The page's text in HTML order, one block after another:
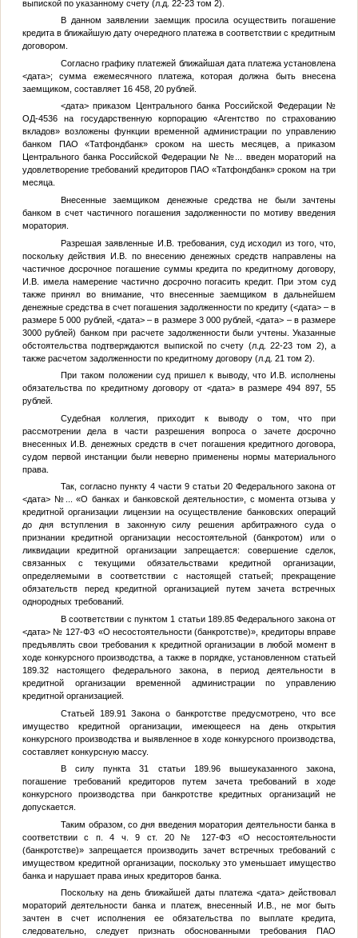
выпиской по указанному счету (л.д. 22-23 том 2).
В данном заявлении заемщик просила осуществить погашение
кредита в ближайшую дату очередного платежа в соответствии с кредитным
договором.
Согласно графику платежей ближайшая дата платежа установлена
<дата>; сумма ежемесячного платежа, которая должна быть внесена
заемщиком, составляет 16 458, 20 рублей.
<дата>приказом Центрального банка Российской Федерации №
ОД-4536 на государственную корпорацию «Агентство по страхованию
вкладов» возложены функции временной администрации по управлению
банком ПАО «Татфондбанк» сроком на шесть месяцев, а приказом
Центрального банка Российской Федерации №
№... введен мораторий на
удовлетворение требований кредиторов ПАО «Татфондбанк» сроком на три
месяца.
Внесенные заемщиком денежные средства не были зачтены
банком в счет частичного погашения задолженности по мотиву введения
моратория.
Разрешая заявленные И.В. требования, суд исходил из того, что,
поскольку действия И.В.
по внесению денежных средств направлены на
частичное досрочное погашение суммы кредита по кредитному договору,
И.В.
имела намерение частично досрочно погасить кредит. При этом суд
также принял во внимание, что внесенные заемщиком в дальнейшем
денежные средства в счет погашения задолженности по кредиту (<дата> – в
размере 5 000 рублей, <дата>– в размере 3 000 рублей,<дата> – в размере
3000 рублей) банком при расчете задолженности были учтены. Указанные
обстоятельства подтверждаются выпиской по счету (л.д. 22-23 том 2), а
также расчетом задолженности по кредитному договору (л.д. 21 том 2).
При таком положении суд пришел к выводу, что И.В.
исполнены
обязательства по кредитному договору от <дата>в размере 494 897, 55
рублей.
Судебная коллегия, приходит к выводу о том, что при
рассмотрении дела в части разрешения вопроса о зачете досрочно
внесенныхИ.В.
денежных средств в счет погашения кредитного договора,
судом первой инстанции были неверно применены нормы материального
права.
Так, согласно пункту 4 части 9 статьи 20 Федерального закона от
<дата> №... «О банках и банковской деятельности», с момента отзыва у
кредитной организации лицензии на осуществление банковских операций
до дня вступления в законную силу решения арбитражного суда о
признании кредитной организации несостоятельной (банкротом) или о
ликвидации кредитной организации запрещается: совершение сделок,
связанных с текущими обязательствами кредитной организации,
определяемыми в соответствии с настоящей статьей; прекращение
обязательств перед кредитной организацией путем зачета встречных
однородных требований.
В соответствии с пунктом 1 статьи 189.85 Федерального закона от
<дата>№ 127-ФЗ «О несостоятельности (банкротстве)», кредиторы вправе
предъявлять свои требования к кредитной организации в любой момент в
ходе конкурсного производства, а также в порядке, установленном статьей
189.32 настоящего федерального закона, в период деятельности в
кредитной организации временной администрации по управлению
кредитной организацией.
Статьей 189.91 Закона о банкротстве предусмотрено, что все
имущество кредитной организации, имеющееся на день открытия
конкурсного производства и выявленное в ходе конкурсного производства,
составляет конкурсную массу.
В силу пункта 31 статьи 189.96 вышеуказанного закона,
погашение требований кредиторов путем зачета требований в ходе
конкурсного производства при банкротстве кредитных организаций не
допускается.
Таким образом, со дня введения моратория деятельности банка в
соответствии с п. 4 ч. 9 ст. 20 № 127-ФЗ «О несостоятельности
(банкротстве)» запрещается производить зачет встречных требований с
имуществом кредитной организации, поскольку это уменьшает имущество
банка и нарушает права иных кредиторов банка.
Поскольку на день ближайшей даты платежа <дата>действовал
мораторий деятельности банка и платеж, внесенный
И.В., не мог быть
зачтен в счет исполнения ее обязательства по выплате кредита,
следовательно, следует признать обоснованными требования ПАО